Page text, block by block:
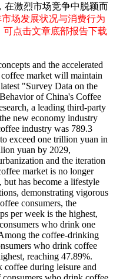
在激烈市场竞争中脱颖而
市场发展状况与消费行为
可点击文章底部报告下载
and the accelerated
market will maintain
"Survey Data on the
of China's Coffee
a leading third-party
new economy industry
industry was 789.3
exceed one trillion yuan in
yuan by 2029,
and the iteration
market is no longer
has become a lifestyle
demonstrating vigorous
consumers, the
per week is the highest,
who drink one
the coffee-drinking
who drink coffee
reaching 47.89%.
during leisure and